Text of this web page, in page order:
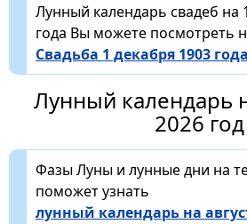
Лунный календарь свадеб на
года Вы можете посмотреть
Свадьба 1 декабря 1903 года
Лунный календарь
2026 год
Фазы Луны и лунные дни на
поможет узнать
лунный календарь на